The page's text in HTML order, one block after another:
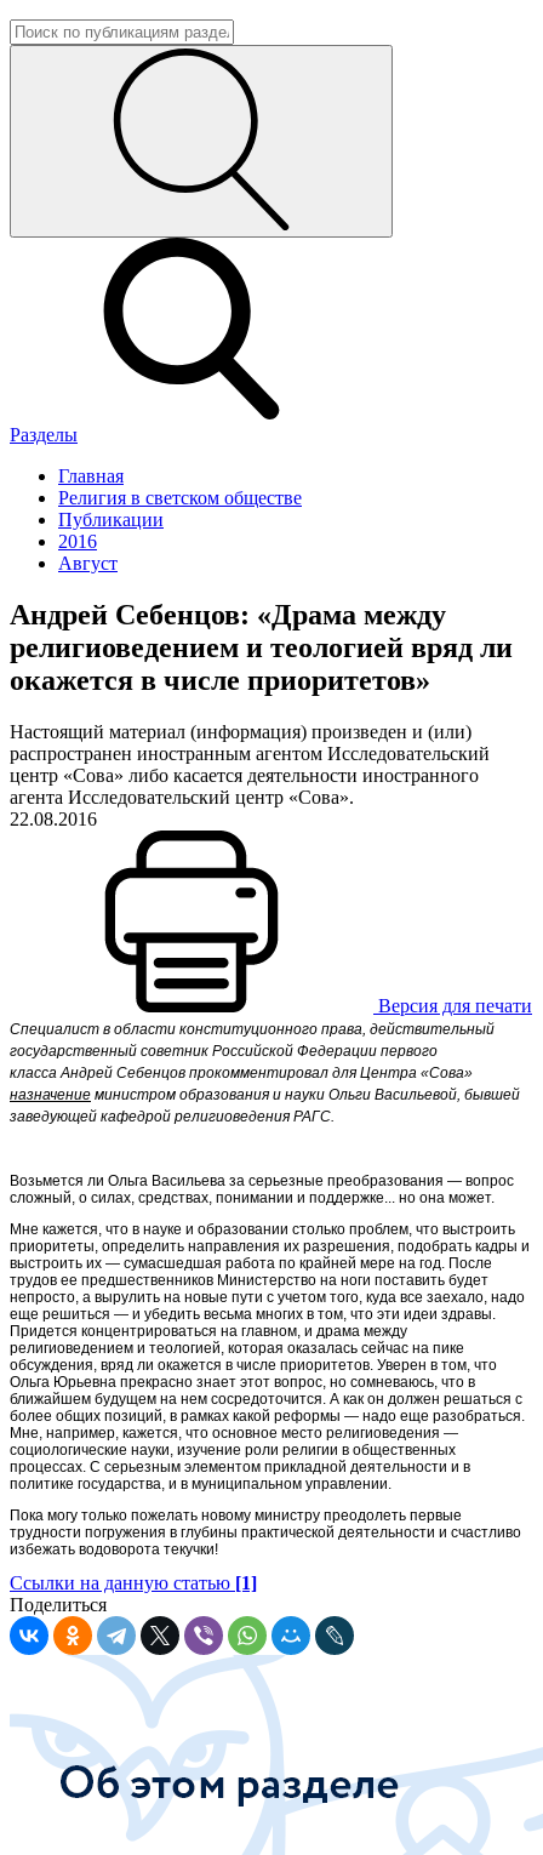
Разделы
Главная
Религия в светском обществе
Публикации
2016
Август
Андрей Себенцов: «Драма между
религиоведением и теологией вряд ли
окажется в числе приоритетов»
Настоящий материал (информация) произведен и (или)
распространен иностранным агентом Исследовательский
центр «Сова» либо касается деятельности иностранного
агента Исследовательский центр «Сова».
22.08.2016
Версия для печати
Cпециалист в области конституционного права, действительный
государственный советник Российской Федерации первого
класса Андрей Себенцов прокомментировал для Центра «Сова»
назначение министром образования и науки Ольги Васильевой, бывшей
заведующей кафедрой религиоведения РАГС.
Возьмется ли Ольга Васильева за серьезные преобразования — вопрос
сложный, о силах, средствах, понимании и поддержке... но она может.
Мне кажется, что в науке и образовании столько проблем, что выстроить
приоритеты, определить направления их разрешения, подобрать кадры и
выстроить их — сумасшедшая работа по крайней мере на год. После
трудов ее предшественников Министерство на ноги поставить будет
непросто, а вырулить на новые пути с учетом того, куда все заехало, надо
еще решиться — и убедить весьма многих в том, что эти идеи здравы.
Придется концентрироваться на главном, и драма между
религиоведением и теологией, которая оказалась сейчас на пике
обсуждения, вряд ли окажется в числе приоритетов. Уверен в том, что
Ольга Юрьевна прекрасно знает этот вопрос, но сомневаюсь, что в
ближайшем будущем на нем сосредоточится. А как он должен решаться с
более общих позиций, в рамках какой реформы — надо еще разобраться.
Мне, например, кажется, что основное место религиоведения —
социологические науки, изучение роли религии в общественных
процессах. С серьезным элементом прикладной деятельности и в
политике государства, и в муниципальном управлении.
Пока могу только пожелать новому министру преодолеть первые
трудности погружения в глубины практической деятельности и счастливо
избежать водоворота текучки!
Ссылки на данную статью [1]
Поделиться